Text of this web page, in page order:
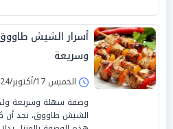
أسرار الشيش
وسريعة
الخميس 17/أكتوبر/2024 - 11:47 م
وصفة سهلة وسريعة
الشيش طاووق، نجد أن